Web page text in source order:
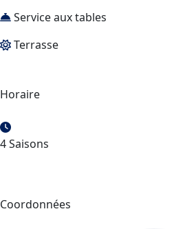
Service aux tables
Terrasse
Horaire
4 Saisons
Coordonnées